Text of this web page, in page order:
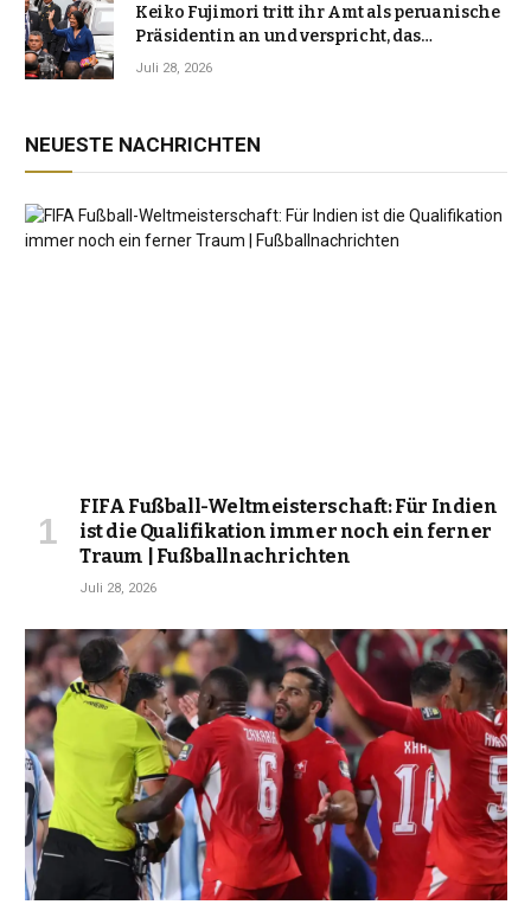
Keiko Fujimori tritt ihr Amt als peruanische
Präsidentin an und verspricht, das
Jahrzehnt der Instabilität zu beenden
Juli 28, 2026
NEUESTE NACHRICHTEN
FIFA Fußball-Weltmeisterschaft: Für Indien
ist die Qualifikation immer noch ein ferner
Traum | Fußballnachrichten
Juli 28, 2026